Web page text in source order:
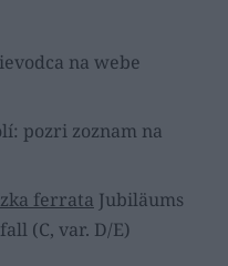
na webe
pozri zoznam na
ferrata Jubiläums
(C, var. D/E)